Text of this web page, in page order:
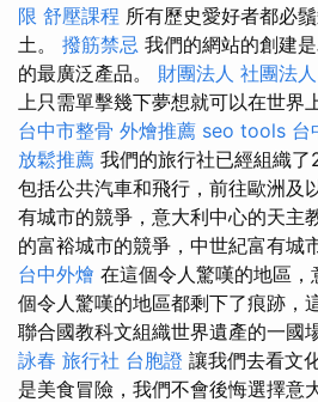
限 舒壓課程 所有歷史愛好者都必
土。 撥筋禁忌 我們的網站的創建
的最廣泛產品。 財團法人 社團法人
上只需單擊幾下夢想就可以在世界
台中市整骨 外燴推薦 seo tools 台
放鬆推薦 我們的旅行社已經組織了
包括公共汽車和飛行，前往歐洲及
有城市的競爭，意大利中心的天主
的富裕城市的競爭，中世紀富有城
台中外燴 在這個令人驚嘆的地區
個令人驚嘆的地區都剩下了痕跡，
聯合國教科文組織世界遺產的一國
詠春 旅行社 台胞證 讓我們去看文
是美食冒險，我們不會後悔選擇意